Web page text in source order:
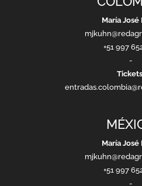
María José
+51 997
-
María José
+51 997
-